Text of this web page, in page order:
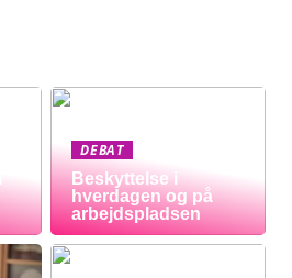
DEBAT
Beskyttelse i
hverdagen og på
arbejdspladsen